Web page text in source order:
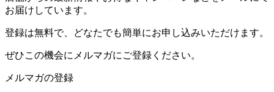
お届けしています。
登録は無料で、どなたでも簡単にお申し込みいただけます。
ぜひこの機会にメルマガにご登録ください。
メルマガの登録